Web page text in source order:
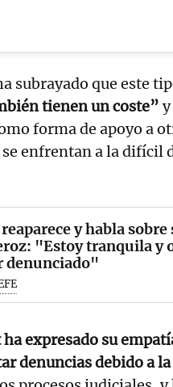
subrayado que este
tienen un coste”
forma de apoyo a
enfrentan a la difícil
y habla
"Estoy tranquila y
denunciado"
expresado su
denuncias debido a